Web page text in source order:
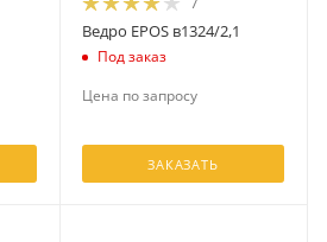
Ведро EPOS в1324/2,1
Под заказ
Цена по запросу
ЗАКАЗАТЬ